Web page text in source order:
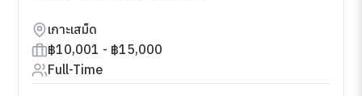
เกาะเสม็ด
฿10,001 - ฿15,000
Full-Time